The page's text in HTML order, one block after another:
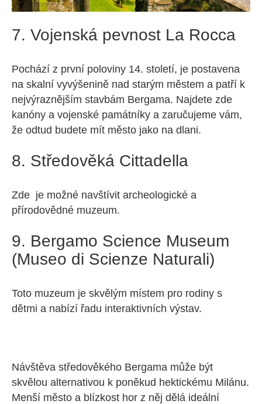
7. Vojenská pevnost La Rocca
Pochází z první poloviny 14. století, je postavena
na skalní vyvýšenině nad starým městem a patří k
nejvýraznějším stavbám Bergama. Najdete zde
kanóny a vojenské památníky a zaručujeme vám,
že odtud budete mít město jako na dlani.
8. Středověká Cittadella
Zde je možné navštívit archeologické a
přírodovědné muzeum.
9. Bergamo Science Museum
(Museo di Scienze Naturali)
Toto muzeum je skvělým místem pro rodiny s
dětmi a nabízí řadu interaktivních výstav.
Návštěva středověkého Bergama může být
skvělou alternativou k poněkud hektickému Milánu.
Menší město a blízkost hor z něj dělá ideální